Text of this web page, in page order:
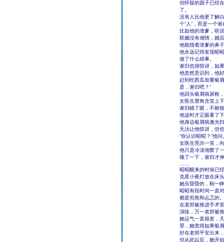
但怀疑的因子已经
了。
没有人比他更了解
个“人”，而是一个
比如他的渣爹，听
联姻没有感情，婚
他能指着渣爹的鼻
他永远记得发现昭
做了什么错事。
谢归也很惊讶，如
他忽然意识到，他
赶到吃西瓜加重银
是，谢归吧？”
他回头银屑病尿检
女医生唇角含笑上
谢归瞄了眼，不耐
他这时才正眼看了
他身边银屑病激光
无法让他惊讶，但
“你认识昭昭？”他问
女医生莞尔一笑，
他只是冷淡地瞥了
顿了一下，谢归才
昭昭醒来的时候已
克星小夜灯放在床
她头昏昏的，刚一
昭昭有段时间一直
都是煎熬和忐忑的。
在老郑被推进手术
演练，万一老郑被
她运气一直很差，
罪，她觉得如果银
好在老郑平安出来
但从此以后，她开